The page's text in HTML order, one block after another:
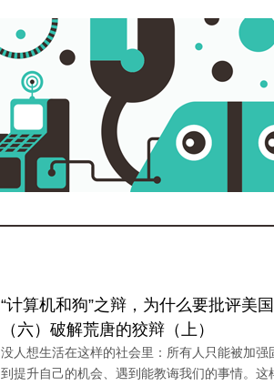
“计算机和狗”之辩，为什么要批评
（六）破解荒唐的狡辩（上）
没人想生活在这样的社会里：所有人只能被加强
到提升自己的机会、遇到能教诲我们的事情。